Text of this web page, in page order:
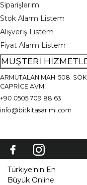
Siparişlerim
Stok Alarm Listem
Alışveriş Listem
Fiyat Alarm Listem
MÜŞTERİ
ARMUTALAN MAH. 508.
CAPRİCE AVM
+90 0505 709 88 63
info@bitkitasarimi.com
Türkiye'nin En
Büyük Online